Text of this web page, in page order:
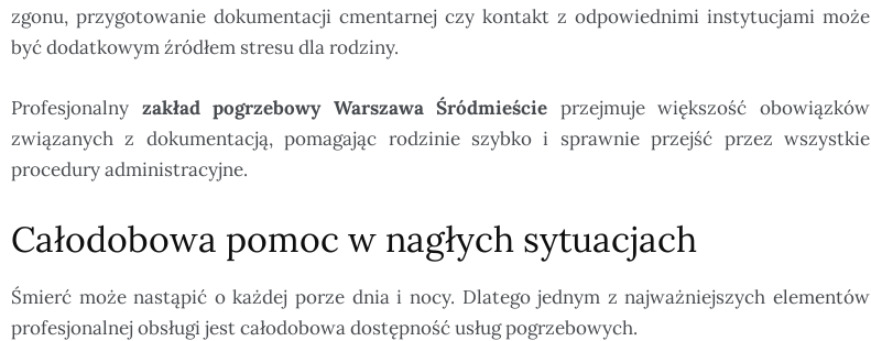
zgonu, przygotowanie dokumentacji cmentarnej czy kontakt z odpowiednimi instytucjami może
być dodatkowym źródłem stresu dla rodziny.
Profesjonalny zakład pogrzebowy Warszawa Śródmieście przejmuje większość obowiązków
związanych z dokumentacją, pomagając rodzinie szybko i sprawnie przejść przez wszystkie
procedury administracyjne.
Całodobowa pomoc w nagłych sytuacjach
Śmierć może nastąpić o każdej porze dnia i nocy. Dlatego jednym z najważniejszych elementów
profesjonalnej obsługi jest całodobowa dostępność usług pogrzebowych.